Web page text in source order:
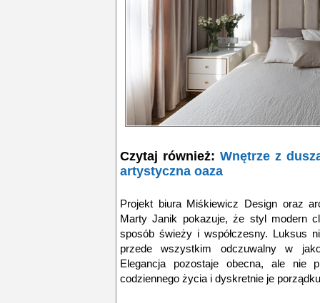
Czytaj również:Wnętrze z
artystyczna oaza
Projekt biura Miśkiewicz Design oraz
Marty Janik pokazuje, że styl modern
sposób świeży i współczesny. Luksus
przede wszystkim odczuwalny w
Elegancja pozostaje obecna, ale nie
codziennego życia i dyskretnie je